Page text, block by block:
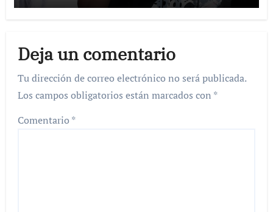
Deja un comentario
Tu dirección de correo electrónico no será publicada.
Los campos obligatorios están marcados con *
Comentario *